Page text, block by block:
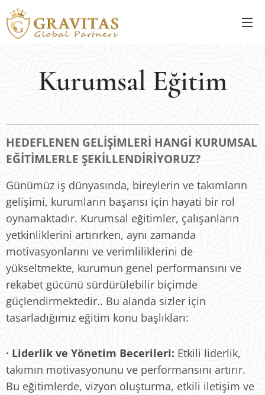
Kurumsal Eğitim
HEDEFLENEN GELİŞİMLERİ HANGİ KURUMSAL
EĞİTİMLERLE ŞEKİLLENDİRİYORUZ?
Günümüz iş dünyasında, bireylerin ve takımların
gelişimi, kurumların başarısı için hayati bir rol
oynamaktadır. Kurumsal eğitimler, çalışanların
yetkinliklerini artırırken, aynı zamanda
motivasyonlarını ve verimliliklerini de
yükseltmekte, kurumun genel performansını ve
rekabet gücünü sürdürülebilir biçimde
güçlendirmektedir.. Bu alanda sizler için
tasarladığımız eğitim konu başlıkları:
· Liderlik ve Yönetim Becerileri: Etkili liderlik,
takımın motivasyonunu ve performansını artırır.
Bu eğitimlerde, vizyon oluşturma, etkili iletişim ve